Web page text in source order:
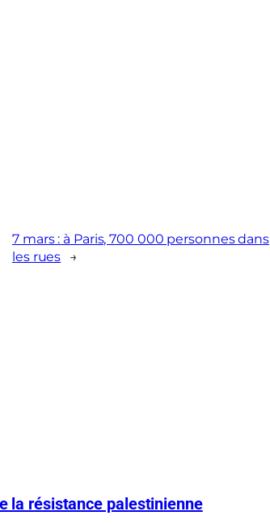
7 mars : à Paris, 700 000 personnes dans
les rues
→
la résistance palestinienne